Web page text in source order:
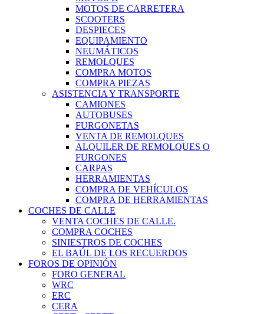
MOTOS DE CARRETERA
SCOOTERS
DESPIECES
EQUIPAMIENTO
NEUMÁTICOS
REMOLQUES
COMPRA MOTOS
COMPRA PIEZAS
ASISTENCIA Y TRANSPORTE
CAMIONES
AUTOBUSES
FURGONETAS
VENTA DE REMOLQUES
ALQUILER DE REMOLQUES O
FURGONES
CARPAS
HERRAMIENTAS
COMPRA DE VEHÍCULOS
COMPRA DE HERRAMIENTAS
COCHES DE CALLE
VENTA COCHES DE CALLE.
COMPRA COCHES
SINIESTROS DE COCHES
EL BAÚL DE LOS RECUERDOS
FOROS DE OPINIÓN
FORO GENERAL
WRC
ERC
CERA